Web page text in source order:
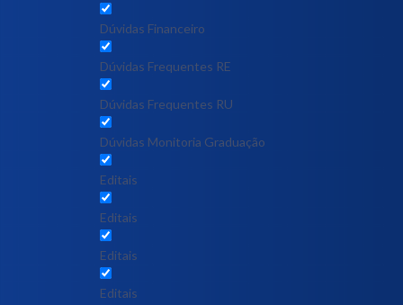
Dúvidas Financeiro
Dúvidas Frequentes RE
Dúvidas Frequentes RU
Dúvidas Monitoria Graduação
Editais
Editais
Editais
Editais